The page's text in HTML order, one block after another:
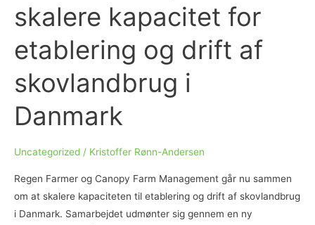
skalere kapacitet for
etablering og drift af
skovlandbrug i
Danmark
Uncategorized / Kristoffer Rønn-Andersen
Regen Farmer og Canopy Farm Management går nu sammen
om at skalere kapaciteten til etablering og drift af skovlandbrug
i Danmark. Samarbejdet udmønter sig gennem en ny